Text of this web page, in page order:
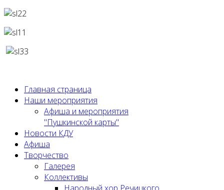
Главная страница
Наши мероприятия
Афиша и мероприятия
"Пушкинской карты"
Новости КДУ
Афиша
Творчество
Галерея
Коллективы